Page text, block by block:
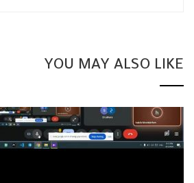
YOU MAY ALSO LIKE